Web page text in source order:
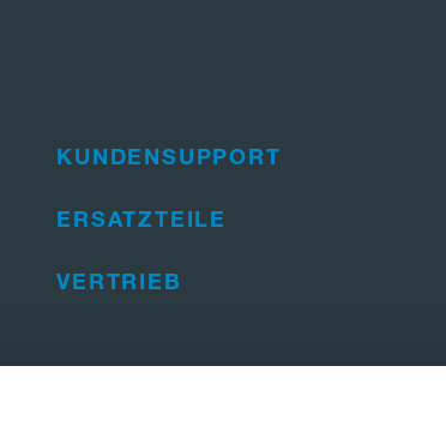
KUNDENSUPPORT
ERSATZTEILE
VERTRIEB